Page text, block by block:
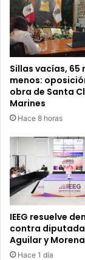
Sillas vacías, 65
menos:
obra de Santa
Marines
Hace 8 horas
IEEG resuelve
contra
Aguilar y Morena
Hace 1 día